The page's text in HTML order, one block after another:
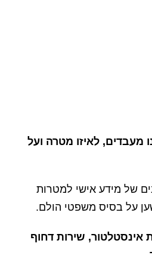
מעבדים, לאיזו מטרה ועל
של מידע אישי למטרות
על בסיס משפטי הולם.
אינסטלטור, שירות דחוף